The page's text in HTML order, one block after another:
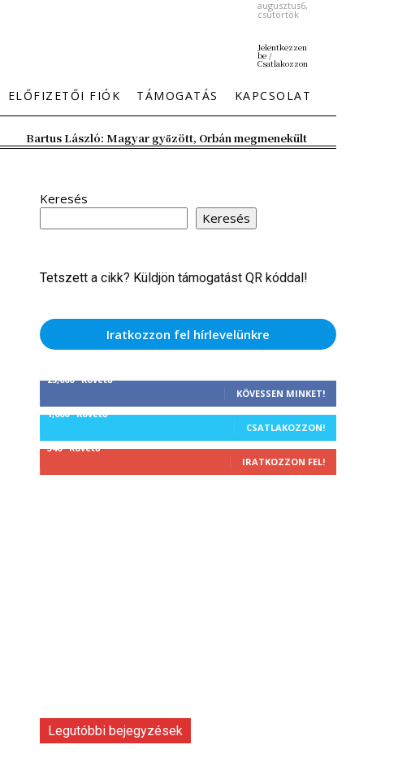
augusztus6,
csütörtök
Jelentkezzen
be /
Csatlakozzon
ELŐFIZETŐI FIÓK TÁMOGATÁS KAPCSOLAT
Bartus László: Magyar győzött, Orbán megmenekült
Keresés
Keresés
Tetszett a cikk? Küldjön támogatást QR kóddal!
Iratkozzon fel hírlevelünkre
25,000 Követő
KÖVESSEN MINKET!
1,000 Követő
CSATLAKOZZON!
340 Követő
IRATKOZZON FEL!
Legutóbbi bejegyzések